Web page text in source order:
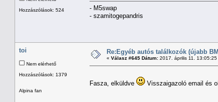
Hozzászólások: 524
- M5swap
- szamitogepandris
toi
Nem elérhető
Hozzászólások: 1379
Alpina fan
Re:Egyéb autós találkozók (újabb
« Válasz #645 Dátum: 2017. április 11. 13:05:25
Fasza, elküldve Visszaigazoló email és